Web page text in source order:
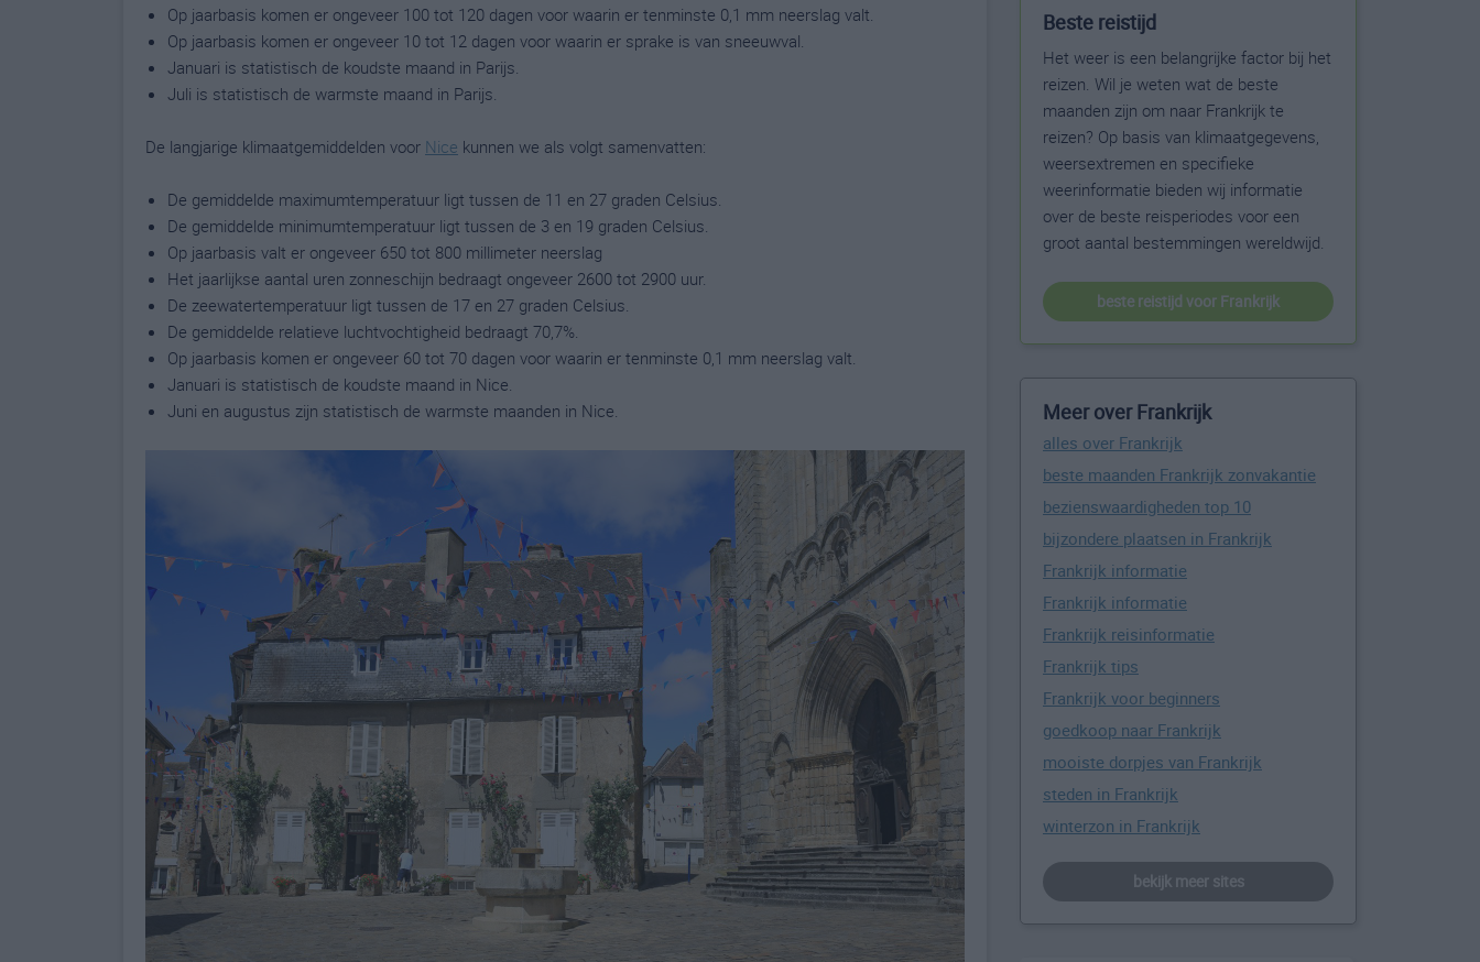
Op jaarbasis komen er ongeveer 100 tot 120 dagen voor waarin er tenminste 0,1 mm neerslag valt.
Op jaarbasis komen er ongeveer 10 tot 12 dagen voor waarin er sprake is van sneeuwval.
Januari is statistisch de koudste maand in Parijs.
Juli is statistisch de warmste maand in Parijs.
De langjarige klimaatgemiddelden voor Nice kunnen we als volgt samenvatten:
De gemiddelde maximumtemperatuur ligt tussen de 11 en 27 graden Celsius.
De gemiddelde minimumtemperatuur ligt tussen de 3 en 19 graden Celsius.
Op jaarbasis valt er ongeveer 650 tot 800 millimeter neerslag
Het jaarlijkse aantal uren zonneschijn bedraagt ongeveer 2600 tot 2900 uur.
De zeewatertemperatuur ligt tussen de 17 en 27 graden Celsius.
De gemiddelde relatieve luchtvochtigheid bedraagt 70,7%.
Op jaarbasis komen er ongeveer 60 tot 70 dagen voor waarin er tenminste 0,1 mm neerslag valt.
Januari is statistisch de koudste maand in Nice.
Juni en augustus zijn statistisch de warmste maanden in Nice.
Beste reistijd
Het weer is een belangrijke factor bij het
reizen. Wil je weten wat de beste
maanden zijn om naar Frankrijk te
reizen? Op basis van klimaatgegevens,
weersextremen en specifieke
weerinformatie bieden wij informatie
over de beste reisperiodes voor een
groot aantal bestemmingen wereldwijd.
beste reistijd voor Frankrijk
Meer over Frankrijk
alles over Frankrijk
beste maanden Frankrijk zonvakantie
bezienswaardigheden top 10
bijzondere plaatsen in Frankrijk
Frankrijk informatie
Frankrijk informatie
Frankrijk reisinformatie
Frankrijk tips
Frankrijk voor beginners
goedkoop naar Frankrijk
mooiste dorpjes van Frankrijk
steden in Frankrijk
winterzon in Frankrijk
bekijk meer sites